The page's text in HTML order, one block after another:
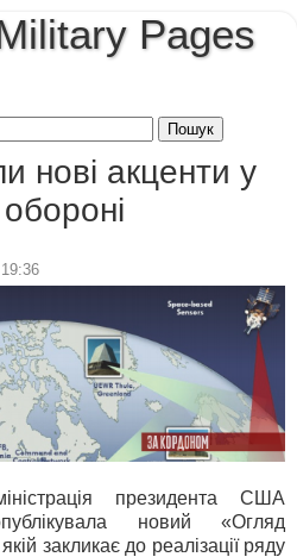
Pages
нові акценти у
19:36
президента США
новий «Огляд
закликає до реалізації ряду